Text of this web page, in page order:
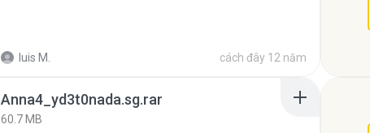
luis M. cách đây 12 năm
Anna4_yd3t0nada.sg.rar
60.7 MB